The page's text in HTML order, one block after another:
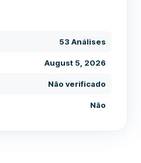
53 Análises
August 5, 2026
Não verificado
Não